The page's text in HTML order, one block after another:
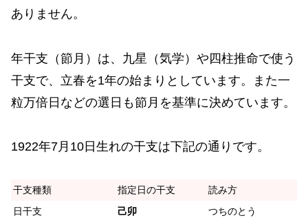
ありません。
年干支（節月）は、九星（気学）や四柱推命で使う
干支で、立春を1年の始まりとしています。また一
粒万倍日などの選日も節月を基準に決めています。
1922年7月10日生れの干支は下記の通りです。
干支種類 指定日の干支
読み方
日干支
己卯
つちのとう